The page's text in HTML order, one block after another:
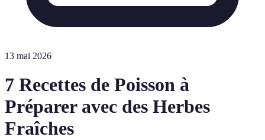
13 mai 2026
7 Recettes de Poisson à
Préparer avec des Herbes
Fraîches